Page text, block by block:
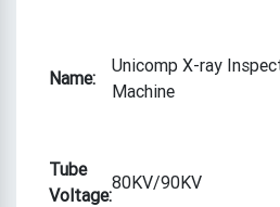
Name:
Unicomp X-ray
Machine
Tube
Voltage:
80KV/90KV